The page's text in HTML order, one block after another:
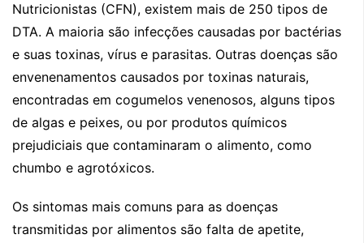
Nutricionistas (CFN), existem mais de 250 tipos de
DTA. A maioria são infecções causadas por bactérias
e suas toxinas, vírus e parasitas. Outras doenças são
envenenamentos causados por toxinas naturais,
encontradas em cogumelos venenosos, alguns tipos
de algas e peixes, ou por produtos químicos
prejudiciais que contaminaram o alimento, como
chumbo e agrotóxicos.
Os sintomas mais comuns para as doenças
transmitidas por alimentos são falta de apetite,